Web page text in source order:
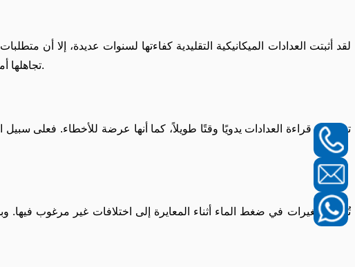
لقد أثبتت العدادات الميكانيكية التقليدية كفاءتها لسنوات عديدة، إلا أن
تجاهلها أمراً بالغ الأهمية. فكثيراً ما تؤدي الأخطاء الناتجة عن العمليات اليدوية والقيود المفروضة على إعدادات الاختبار إلى بيانات غير موثوقة.
تستغرق قراءة العدادات يدويًا وقتًا طويلاً، كما أنها عرضة للأخطاء. فعلى
تُؤدي التغيرات في ضغط الماء أثناء المعايرة إلى اختلافات غير مرغوب فيها.